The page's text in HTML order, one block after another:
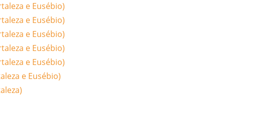
e Eusébio)
e Eusébio)
e Eusébio)
e Eusébio)
e Eusébio)
e Eusébio)